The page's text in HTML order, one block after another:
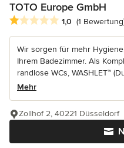
TOTO Europe GmbH
Durchschnittliche
1,0 (1
Wir sorgen für mehr
Ihrem Badezimmer. Als
randlose WCs, WASHLET™
Mehr
Zollhof 2, 40221 Düsseldorf